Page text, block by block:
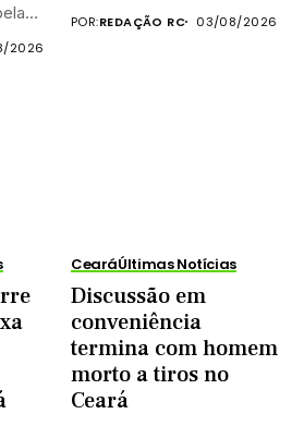
2026
POR:REDAÇÃO RC 03/08/2026
CearáÚltimas Notícias
Discussão em
conveniência
termina com homem
morto a tiros no
Ceará